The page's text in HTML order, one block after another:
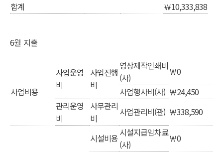
합계
￦10,333,838
6월 지출
사업비용
사업운영
비
사업진행
비
영상제작인쇄비
(사)
￦0
사업행사비(사) ￦24,450
관리운영
비
사무관리
비
사업관리비(관) ￦338,590
시설비용시설지급임차료
(사)
￦0